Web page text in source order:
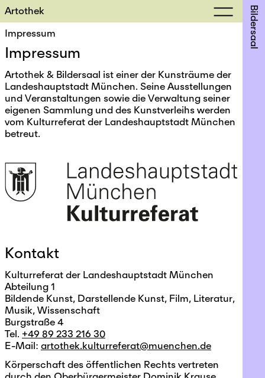
Artothek Bildersaal
Impressum
Impressum
Artothek & Bildersaal ist einer der Kunsträume der
Landeshauptstadt München. Seine Ausstellungen
und Veranstaltungen sowie die Verwaltung seiner
eigenen Sammlung und des Kunstverleihs werden
vom Kulturreferat der Landeshauptstadt München
betreut.
Kontakt
Kulturreferat der Landeshauptstadt München
Abteilung 1
Bildende Kunst, Darstellende Kunst, Film, Literatur,
Musik, Wissenschaft
Burgstraße 4
Tel. +49 89 233 216 30
E-Mail: artothek.kulturreferat@muenchen.de
Körperschaft des öffentlichen Rechts vertreten